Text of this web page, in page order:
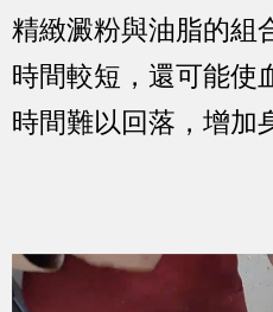
精緻澱粉與油脂的組
時間較短，還可能使
時間難以回落，增加